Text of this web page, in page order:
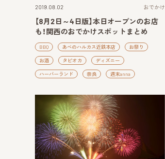
2019.08.02 おでかけ
【8月2日～4日版】本日オープンのお店
も！関西のおでかけスポットまとめ
BBQ あべのハルカス近鉄本店 お祭り
お酒 タピオカ ディズニー
ハーバーランド 奈良 週末anna